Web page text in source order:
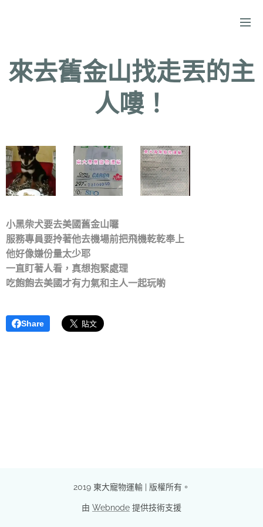
來去舊金山找走丟的主
人嘍！
小黑柴犬要去美國舊金山囉
服務專員要拎著他去機場前把飛機乾乾奉上
他好像嫌份量太少耶
一直盯著人看，真想抱緊處理❤️❤️
吃飽飽去美國才有力氣和主人一起玩喲
Share
2019 東大寵物運輸 | 版權所有。
由 Webnode 提供技術支援